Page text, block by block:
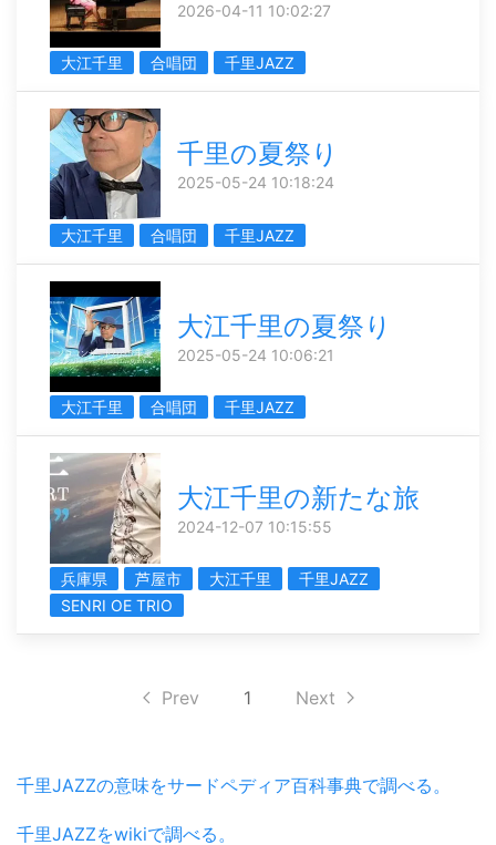
2026-04-11 10:02:27
大江千里 合唱団 千里JAZZ
千里の夏祭り
2025-05-24 10:18:24
大江千里 合唱団 千里JAZZ
大江千里の夏祭り
2025-05-24 10:06:21
大江千里 合唱団 千里JAZZ
大江千里の新たな旅
2024-12-07 10:15:55
兵庫県 芦屋市 大江千里
千里JAZZ
SENRI OE TRIO
Prev 1 Next
千里JAZZの意味をサードペディア百科事典で調べる。
千里JAZZをwikiで調べる。